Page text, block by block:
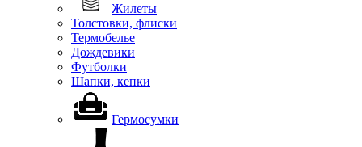
Жилеты
Толстовки, флиски
Термобелье
Дождевики
Футболки
Шапки, кепки
Гермосумки